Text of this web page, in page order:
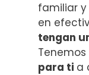
familiar
en
tengan
para ti a